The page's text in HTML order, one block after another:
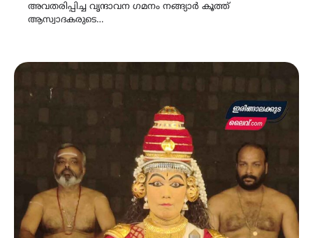
അവതരിപ്പിച്ച വൃന്ദാവന ഗമനം നങ്ങ്യാർ കൂത്ത്
ആസ്വാദകരുടെ…